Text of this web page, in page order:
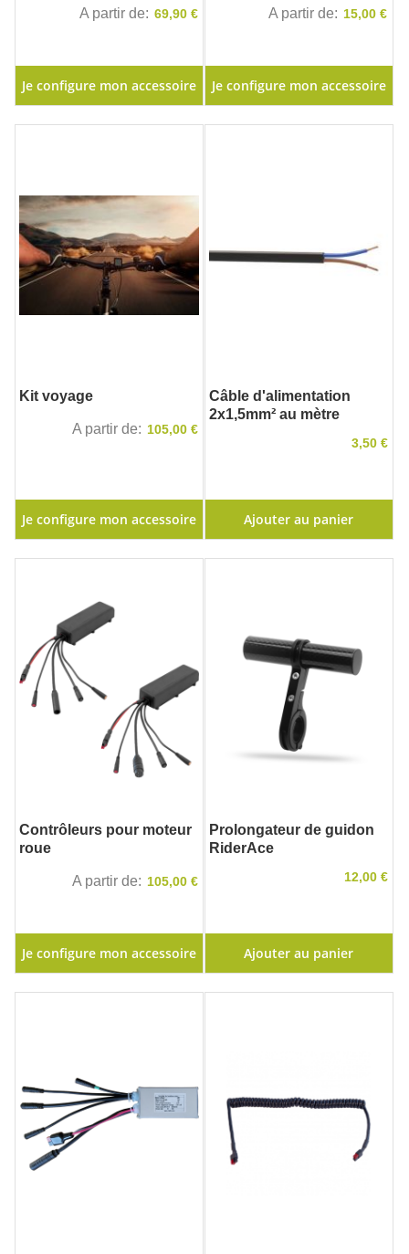
A partir de 69,90 €
Je configure mon accessoire
A partir de 15,00 €
Je configure mon accessoire
Kit voyage
A partir de 105,00 €
Je configure mon accessoire
Câble d'alimentation
2x1,5mm² au mètre
3,50 €
Ajouter au panier
Contrôleurs pour moteur
roue
A partir de 105,00 €
Je configure mon accessoire
Prolongateur de guidon
RiderAce
12,00 €
Ajouter au panier